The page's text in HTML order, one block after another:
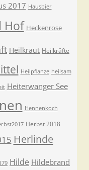
2017 Hausbier
Hof Heckenrose
Heilkraut Heilkräfte
Heilpflanze heilsam
Heiterwanger See
Hennenkoch
Herbst 2018
Herlinde
Hilde Hildebrand